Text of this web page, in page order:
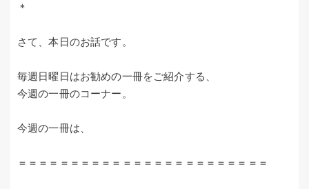
＊
さて、本日のお話です。
毎週日曜日はお勧めの一冊をご紹介する、
今週の一冊のコーナー。
今週の一冊は、
＝＝＝＝＝＝＝＝＝＝＝＝＝＝＝＝＝＝＝＝＝＝＝＝